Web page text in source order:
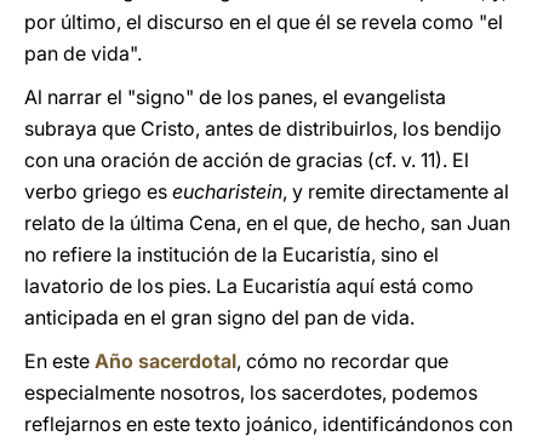
por último, el discurso en el que él se revela como "el
pan de vida".
Al narrar el "signo" de los panes, el evangelista
subraya que Cristo, antes de distribuirlos, los bendijo
con una oración de acción de gracias (cf. v. 11). El
verbo griego es eucharistein, y remite directamente al
relato de la última Cena, en el que, de hecho, san Juan
no refiere la institución de la Eucaristía, sino el
lavatorio de los pies. La Eucaristía aquí está como
anticipada en el gran signo del pan de vida.
En este Año sacerdotal, cómo no recordar que
especialmente nosotros, los sacerdotes, podemos
reflejarnos en este texto joánico, identificándonos con